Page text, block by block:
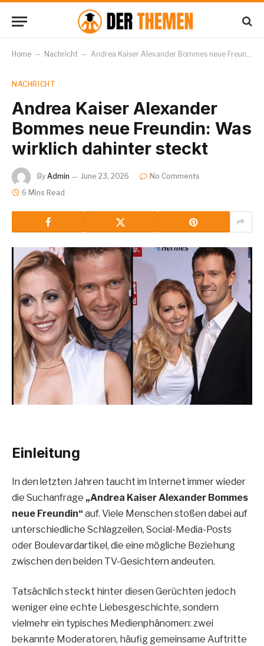
Home – Nachricht – Andrea Kaiser Alexander Bommes neue Freundin: Was wirklich dahinter steckt
NACHRICHT
Andrea Kaiser Alexander
Bommes neue Freundin: Was
wirklich dahinter steckt
By Admin June 23, 2026
No Comments
6 Mins Read
Einleitung
In den letzten Jahren taucht im Internet immer wieder
die Suchanfrage „Andrea Kaiser Alexander Bommes
neue Freundin“ auf. Viele Menschen stoßen dabei auf
unterschiedliche Schlagzeilen, Social-Media-Posts
oder Boulevardartikel, die eine mögliche Beziehung
zwischen den beiden TV-Gesichtern andeuten.
Tatsächlich steckt hinter diesen Gerüchten jedoch
weniger eine echte Liebesgeschichte, sondern
vielmehr ein typisches Medienphänomen: zwei
bekannte Moderatoren, häufig gemeinsame Auftritte